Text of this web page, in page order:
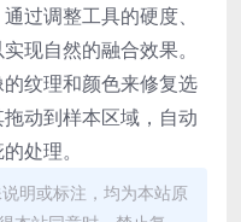
过调整工具的硬度、
现自然的融合效果。
纹理和颜色来修复选
动到样本区域，自动
处理。
明或标注，均为本站原